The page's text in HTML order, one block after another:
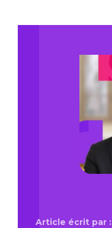
Article écrit par :